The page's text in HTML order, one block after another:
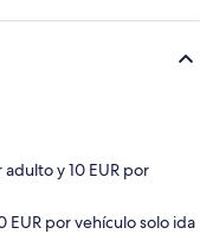
y 10 EUR por
por vehículo solo ida